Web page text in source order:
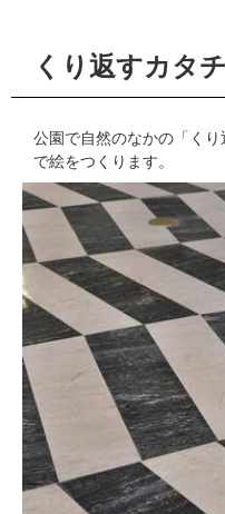
くり返すカタ
公園で自然のなかの「く
で絵をつくります。